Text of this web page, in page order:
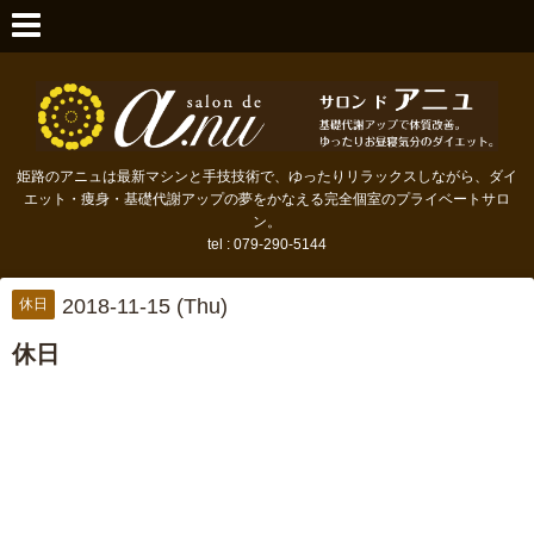
姫路のアニュは最新マシンと手技技術で、ゆったりリラックスしながら、ダイ
エット・痩身・基礎代謝アップの夢をかなえる完全個室のプライベートサロ
ン。
tel : 079-290-5144
休日 2018-11-15 (Thu)
休日